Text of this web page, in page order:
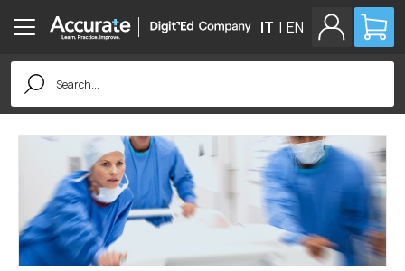
IT | EN
Search
for: